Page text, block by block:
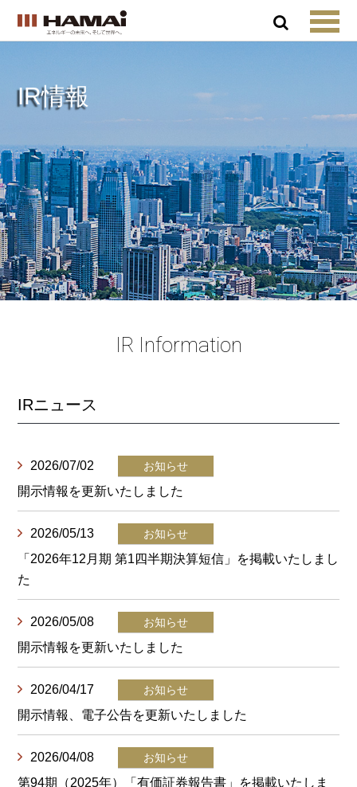
IR情報
IR Information
IRニュース
2026/07/02
開示情報を更新いたしました
2026/05/13
「2026年12月期 第1四半期決算短信」を掲載いたしまし
た
2026/05/08
開示情報を更新いたしました
2026/04/17
開示情報、電子公告を更新いたしました
2026/04/08
第94期（2025年）「有価証券報告書」を掲載いたしま